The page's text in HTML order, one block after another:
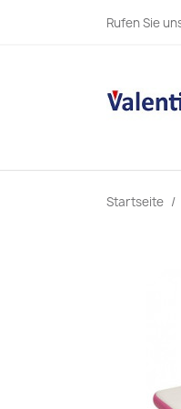
Rufen Sie
Startseite